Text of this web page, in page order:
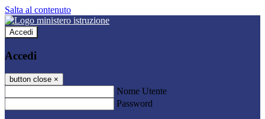
Salta al contenuto
Accedi
Accedi
button close ×
Nome Utente
Password